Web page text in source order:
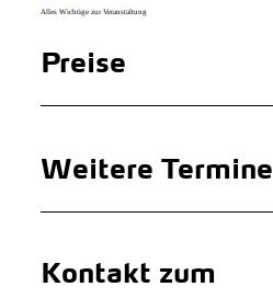
Alles Wichtige zur Veranstaltung
Preise
Weitere Termine
Kontakt zum